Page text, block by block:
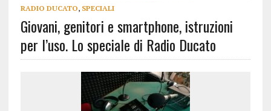
RADIO DUCATO, SPECIALI
Giovani, genitori e smartphone, istruzioni
per l’uso. Lo speciale di Radio Ducato